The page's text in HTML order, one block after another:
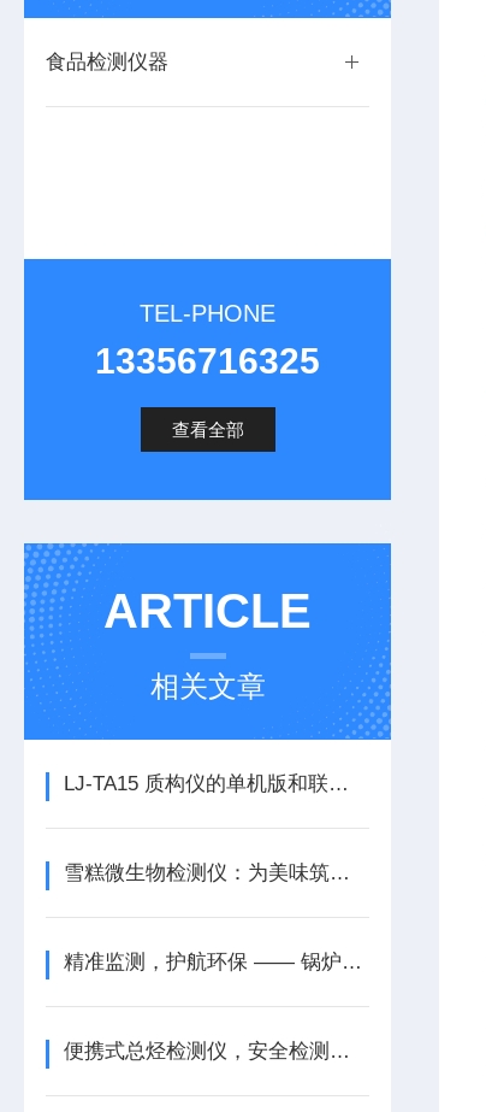
食品检测仪器
TEL-PHONE
13356716325
查看全部
ARTICLE
相关文章
LJ-TA15 质构仪的单机版和联机版有哪些核心差异？
雪糕微生物检测仪：为美味筑起安全防线
精准监测，护航环保 —— 锅炉烟气烟尘测试仪
便携式总烃检测仪，安全检测新利器